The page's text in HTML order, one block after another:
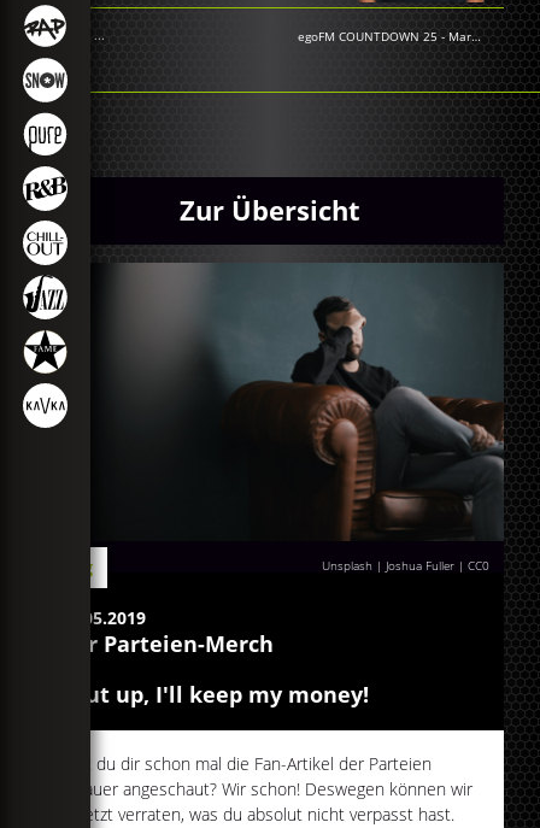
... egoFM COUNTDOWN 25 - Markus Kavka
Zur Übersicht
Unsplash | Joshua Fuller |CC0
Blog
20.05.2019
Der Parteien-Merch
Shut up, I'll keep my money!
Hast du dir schon mal die Fan-Artikel der Parteien
genauer angeschaut? Wir schon! Deswegen können wir
dir jetzt verraten, was du absolut nicht verpasst hast.